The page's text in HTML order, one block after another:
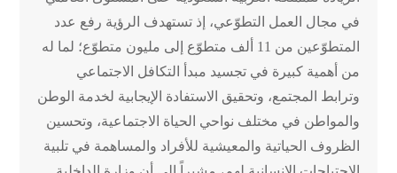
في مجال العمل التطوّعي، إذ تستهدف الرؤية رفع عدد
المتطوّعين من 11 ألف متطوّع إلى مليون متطوّع؛ لما له
من أهمية كبيرة في تجسيد مبدأ التكافل الاجتماعي
وترابط المجتمع، وتحقيق الاستفادة الإيجابية لخدمة الوطن
والمواطن في مختلف نواحي الحياة الاجتماعية، وتحسين
الظروف الحياتية والمعيشية للأفراد والمساهمة في تلبية